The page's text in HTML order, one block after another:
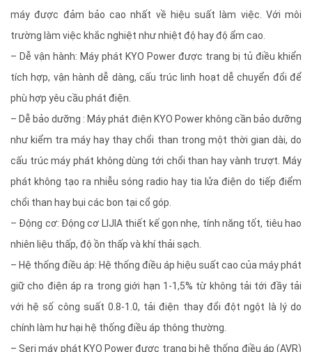
máy được đảm bảo cao nhất về hiệu suất làm việc. Với môi
trường làm việc khắc nghiệt như nhiệt độ hay độ ẩm cao.
– Dễ vận hành: Máy phát KYO Power được trang bị tủ điều khiển
tích hợp, vận hành dễ dàng, cấu trúc linh hoạt dễ chuyển đổi để
phù hợp yêu cầu phát điện.
– Dễ bảo dưỡng : Máy phát điện KYO Power không cần bảo dưỡng
như kiểm tra máy hay thay chổi than trong một thời gian dài, do
cấu trúc máy phát không dùng tới chổi than hay vành trượt. Máy
phát không tạo ra nhiễu sóng radio hay tia lửa điện do tiếp điểm
chổi than hay bụi các bon tại cổ góp.
– Động cơ: Động cơ LIJIA thiết kế gọn nhẹ, tính năng tốt, tiêu hao
nhiên liệu thấp, độ ồn thấp và khí thải sạch.
– Hệ thống điều áp: Hệ thống điều áp hiệu suất cao của máy phát
giữ cho điện áp ra trong giới hạn 1-1,5% từ không tải tới đầy tải
với hệ số công suất 0.8-1.0, tải điện thay đổi đột ngột là lý do
chính làm hư hại hệ thống điều áp thông thường.
– Seri máy phát KYO Power được trang bị hệ thống điều áp (AVR)